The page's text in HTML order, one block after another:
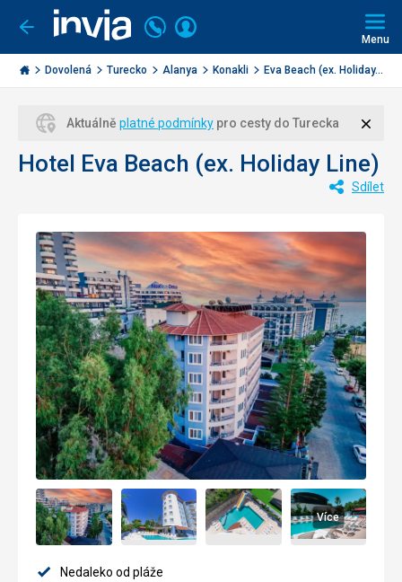
Jít
zpět
Invia.cz
Volejte
226
000
284
Přihlásit
Menu
Dovolená Turecko Alanya Konakli Eva Beach (ex. Holiday...
Aktuálně platné podmínky pro cesty do Turecka
Hotel Eva Beach (ex. Holiday Line)
Sdílet
Více
Nedaleko od pláže